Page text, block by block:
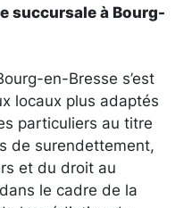
succursale à Bourg-
en-Bresse s’est
locaux plus adaptés
particuliers au titre
de surendettement,
et du droit au
le cadre de la